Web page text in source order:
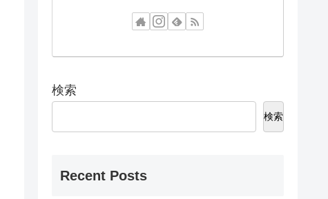
検索
検索
Recent Posts